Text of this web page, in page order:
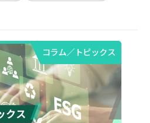
コラム／トピックス